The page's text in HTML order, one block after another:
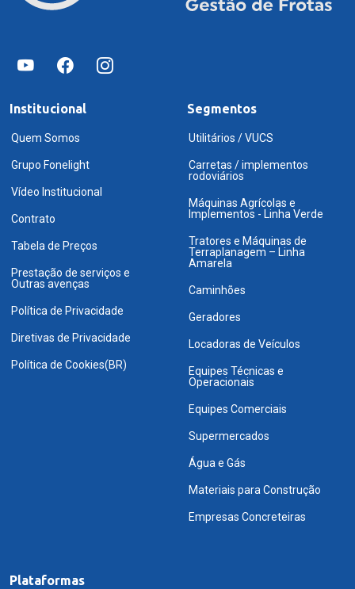
Institucional
Quem Somos
Grupo Fonelight
Vídeo Institucional
Contrato
Tabela de Preços
Prestação de serviços e
Outras avenças
Política de Privacidade
Diretivas de Privacidade
Política de Cookies(BR)
Segmentos
Utilitários / VUCS
Carretas / implementos
rodoviários
Máquinas Agrícolas e
Implementos - Linha Verde
Tratores e Máquinas de
Terraplanagem – Linha
Amarela
Caminhões
Geradores
Locadoras de Veículos
Equipes Técnicas e
Operacionais
Equipes Comerciais
Supermercados
Água e Gás
Materiais para Construção
Empresas Concreteiras
Plataformas